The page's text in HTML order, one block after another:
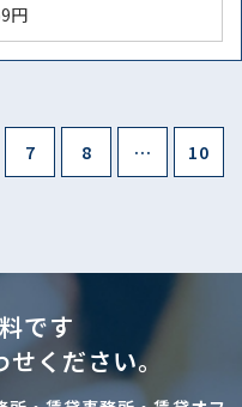
円
7 8 … 10
です
ください。